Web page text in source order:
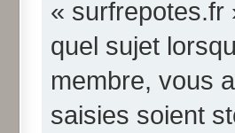
« surfrepotes.fr
quel sujet
membre, vous
saisies soient